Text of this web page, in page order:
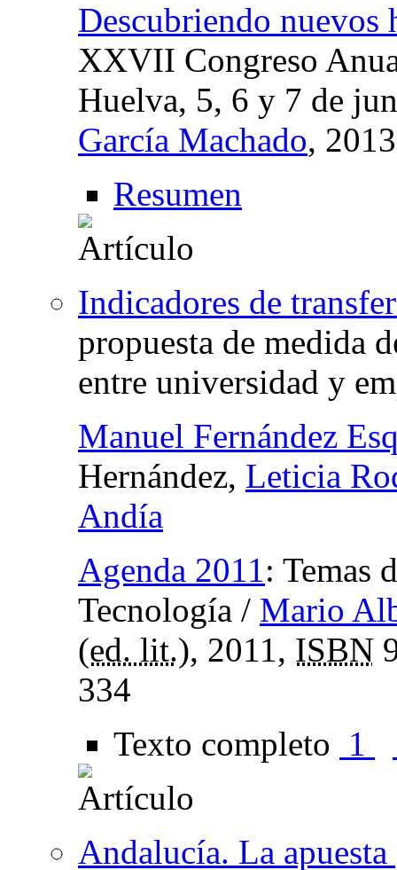
Descubriendo nuevos
XXVII Congreso
Huelva, 5, 6 y 7 de
García Machado,
Resumen
Indicadores de
propuesta de medida
entre universidad y
Manuel Fernández
Hernández, Leticia
Andía
Agenda 2011: Temas
Tecnología / Mario
(ed. lit.), 2011, ISBN
334
Texto completo 1
Andalucía. La